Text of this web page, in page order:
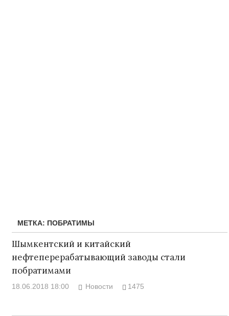
МЕТКА: ПОБРАТИМЫ
Шымкентский и китайский
нефтеперерабатывающий заводы стали
побратимами
18.06.2018 18:00 Новости 1475